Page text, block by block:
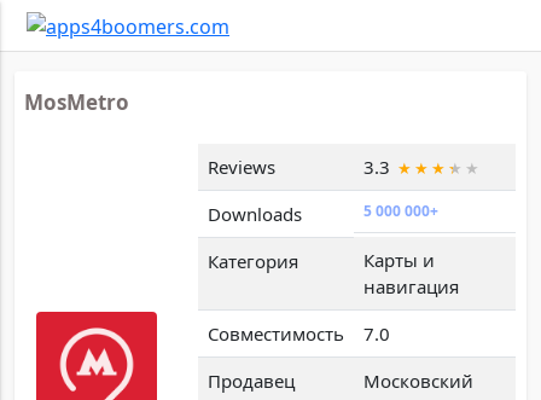
MosMetro
Reviews
3.3
Downloads
5 000 000+
Категория
Карты и
навигация
Совместимость
7.0
Продавец
Московский